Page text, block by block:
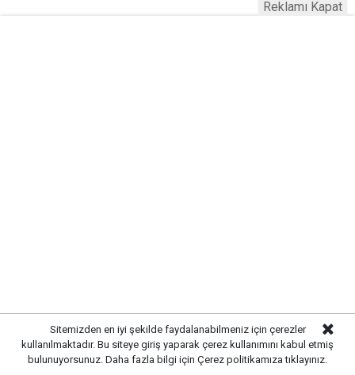
KESİNTİSİZ HİZMET MESAJI
Belediye yetkilileri, şehir genelinde altyapı ve üstyapı
yatırımlarının planlanan program doğrultusunda
Sitemizden en iyi şekilde faydalanabilmeniz için çerezler
kullanılmaktadır. Bu siteye giriş yaparak çerez kullanımını kabul etmiş
bulunuyorsunuz. Daha fazla bilgi için Çerez politikamıza tıklayınız.
Reklamı Kapat